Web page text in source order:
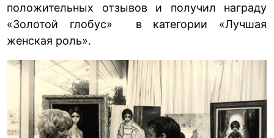
положительных отзывов и получил награду
«Золотой глобус» в категории «Лучшая
женская роль».